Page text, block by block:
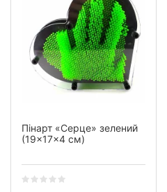
Пінарт «Серце» зелений
(19×17×4 см)